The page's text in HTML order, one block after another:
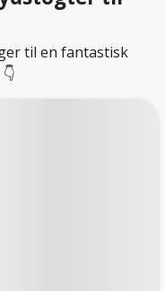
til en fantastisk